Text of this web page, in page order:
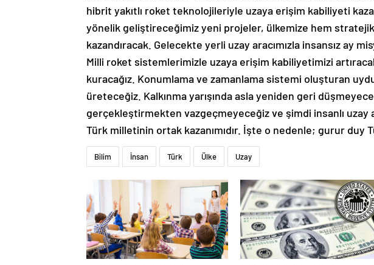
hibrit yakıtlı roket teknolojileriyle uzaya erişim kabiliyeti
yönelik geliştireceğimiz yeni projeler, ülkemize hem
kazandıracak. Gelecekte yerli uzay aracımızla insansız ay
Milli roket sistemlerimizle uzaya erişim kabiliyetimizi
kuracağız. Konumlama ve zamanlama sistemi oluşturan uydu
üreteceğiz. Kalkınma yarışında asla yeniden geri
gerçekleştirmekten vazgeçmeyeceğiz ve şimdi insanlı uzay
Türk milletinin ortak kazanımıdır. İşte o nedenle; gurur duy
Bilim İnsan Türk Ülke Uzay